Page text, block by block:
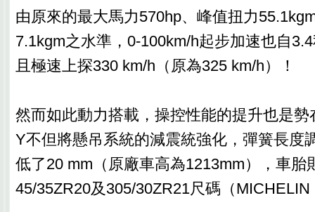
由原來的最大馬力570hp、峰值扭力
7.1kgm之水準，0-100km/h起步加速也自
且極速上探330 km/h（原為325 km/h）！
然而如此動力搭載，操控性能的提升也是
Y不但將懸吊系統的減震統強化，彈簧長度
低了20 mm（原廠車高為1213mm），車胎
45/35ZR20及305/30ZR21尺碼（